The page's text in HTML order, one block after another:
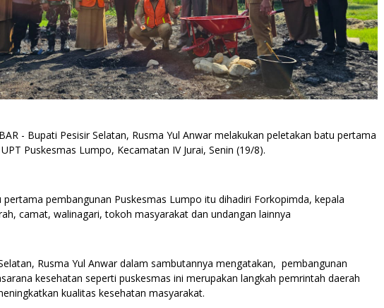
- Bupati Pesisir Selatan, Rusma Yul Anwar melakukan peletakan batu pertama
Puskesmas Lumpo, Kecamatan IV Jurai, Senin (19/8).
pertama pembangunan Puskesmas Lumpo itu dihadiri Forkopimda, kepala
camat, walinagari, tokoh masyarakat dan undangan lainnya
Rusma Yul Anwar dalam sambutannya mengatakan, pembangunan
kesehatan seperti puskesmas ini merupakan langkah pemrintah daerah
kualitas kesehatan masyarakat.